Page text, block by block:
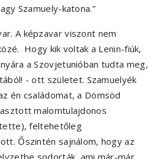
Szamuely-katona.”
A képzavar viszont nem
Hogy kik voltak a Lenin-fiúk,
a Szovjetunióban tudta meg,
- ott születet. Szamuelyék
én családomat, a Dömsöd
malomtulajdonos
feltehetőleg
Őszintén sajnálom, hogy az
sodorták, ami már-már